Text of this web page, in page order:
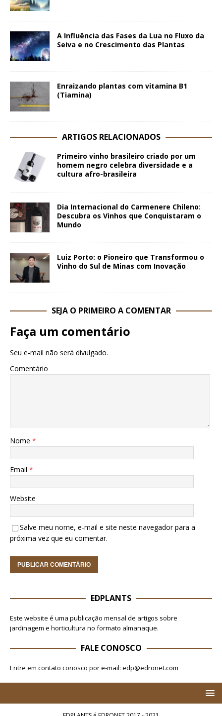
A Influência das Fases da Lua no Fluxo da
Seiva e no Crescimento das Plantas
Enraizando plantas com vitamina B1
(Tiamina)
ARTIGOS RELACIONADOS
Primeiro vinho brasileiro criado por um
homem negro celebra diversidade e a
cultura afro-brasileira
Dia Internacional do Carmenere Chileno:
Descubra os Vinhos que Conquistaram o
Mundo
Luiz Porto: o Pioneiro que Transformou o
Vinho do Sul de Minas com Inovação
SEJA O PRIMEIRO A COMENTAR
Faça um comentário
Seu e-mail não será divulgado.
Comentário
Nome *
Email *
Website
Salve meu nome, e-mail e site neste navegador para a
próxima vez que eu comentar.
EDPLANTS
Este website é uma publicação mensal de artigos sobre
jardinagem e horticultura no formato almanaque.
FALE CONOSCO
Entre em contato conosco por e-mail: edp@edronet.com